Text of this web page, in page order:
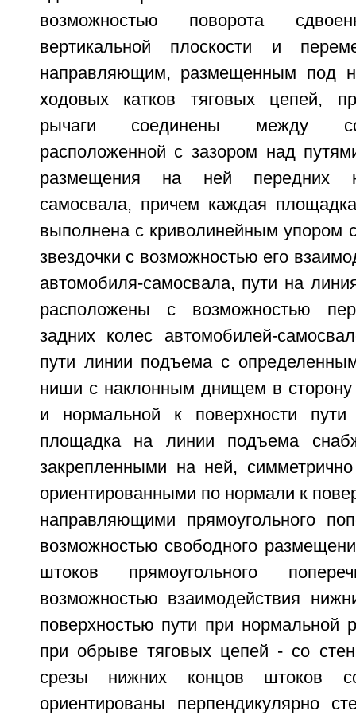
возможностью поворота
вертикальной плоскости и
направляющим, размещенным под
ходовых катков тяговых цепей,
рычаги соединены между
расположенной с зазором над
размещения на ней передних
самосвала, причем каждая
выполнена с криволинейным упором
звездочки с возможностью его
автомобиля-самосвала, пути на
расположены с возможностью
задних колес автомобилей-
пути линии подъема с
ниши с наклонным днищем в сторону
и нормальной к поверхности
площадка на линии подъема
закрепленными на ней,
ориентированными по нормали к
направляющими прямоугольного
возможностью свободного
штоков прямоугольного
возможностью взаимодействия
поверхностью пути при нормальной
при обрыве тяговых цепей - со
срезы нижних концов штоков
ориентированы перпендикулярно